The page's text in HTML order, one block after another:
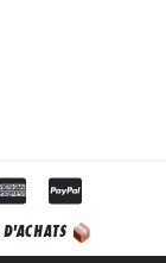
D'ACHATS